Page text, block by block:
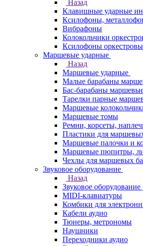
Назад
Клавишные ударные
Ксилофоны,
Вибрафоны
Колокольчики
Ксилофоны
Маршевые ударные
Назад
Маршевые ударные
Малые барабаны
Бас-барабаны
Тарелки парные
Маршевые
Маршевые томы
Ремни, корсеты,
Пластики для
Маршевые палочки и
Маршевые пюпитры,
Чехлы для маршевых
Звуковое оборудование
Назад
Звуковое оборудование
MIDI-клавиатуры
Комбики для
Кабели аудио
Тюнеры, метрономы
Наушники
Переходники аудио